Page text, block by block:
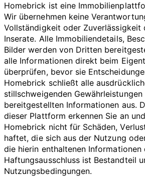
Homebrick ist eine
Wir übernehmen keine
Vollständigkeit oder Zuverlässigkeit
Inserate. Alle Immobiliendetails,
Bilder werden von Dritten
alle Informationen direkt beim
überprüfen, bevor sie
Homebrick schließt alle
stillschweigenden
bereitgestellten Informationen aus.
dieser Plattform erkennen Sie an
Homebrick nicht für Schäden,
haftet, die sich aus der Nutzung
die hierin enthaltenen Informationen
Haftungsausschluss ist Bestandteil
Nutzungsbedingungen.